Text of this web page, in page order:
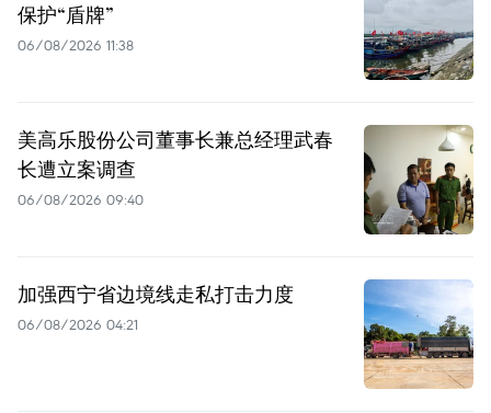
保护“盾牌”
06/08/2026 11:38
美高乐股份公司董事长兼总经理武春
长遭立案调查
06/08/2026 09:40
加强西宁省边境线走私打击力度
06/08/2026 04:21